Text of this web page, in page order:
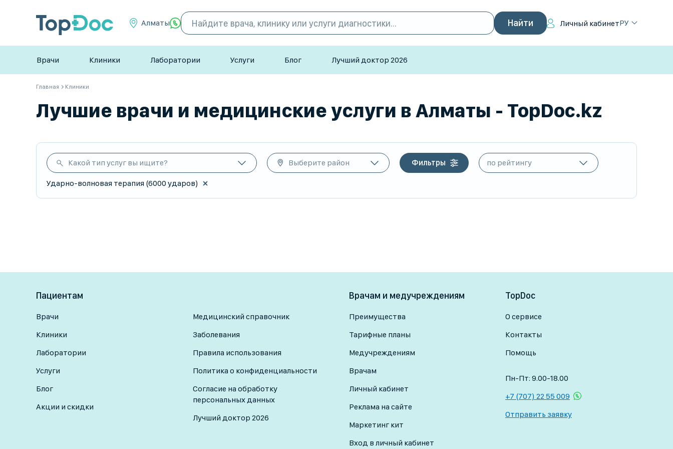
Алматы Личный кабинетРУ
Врачи Клиники Лаборатории Услуги Блог Лучший доктор 2026
Главная Клиники
Лучшие врачи и медицинские услуги в Алматы - TopDoc.kz
Какой тип услуг вы ищите?
Ударно-волновая терапия (6000 ударов)
Выберите район Фильтры
Пациентам
Врачи
Клиники
Лаборатории
Услуги
Блог
Акции и скидки
Медицинский справочник
Заболевания
Правила использования
Политика о конфиденциальности
Согласие на обработку
персональных данных
Лучший доктор 2026
Врачам и медучреждениям
Преимущества
Тарифные планы
Медучреждениям
Врачам
Личный кабинет
Реклама на сайте
Маркетинг кит
Вход в личный кабинет
TopDoc
О сервисе
Контакты
Помощь
Пн-Пт: 9.00-18.00
+7 (707) 22 55 009
Отправить заявку